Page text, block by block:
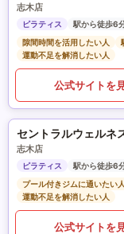
志木店
ピラティス
駅から徒歩6
隙間時間を活用したい人
運動不足を解消したい人
公式サイトを
セントラルウェルネ
志木店
ピラティス
駅から徒歩6
プール付きジムに通いたい人
運動不足を解消したい人
公式サイトを